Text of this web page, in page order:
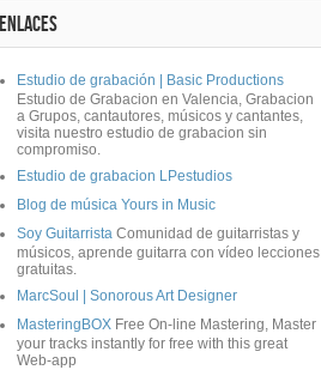
ENLACES
Estudio de grabación | Basic Productions
Estudio de Grabacion en Valencia, Grabacion
a Grupos, cantautores, músicos y cantantes,
visita nuestro estudio de grabacion sin
compromiso.
Estudio de grabacion LPestudios
Blog de música Yours in Music
Soy Guitarrista Comunidad de guitarristas y
músicos, aprende guitarra con vídeo lecciones
gratuitas.
MarcSoul | Sonorous Art Designer
MasteringBOX Free On-line Mastering, Master
your tracks instantly for free with this great
Web-app